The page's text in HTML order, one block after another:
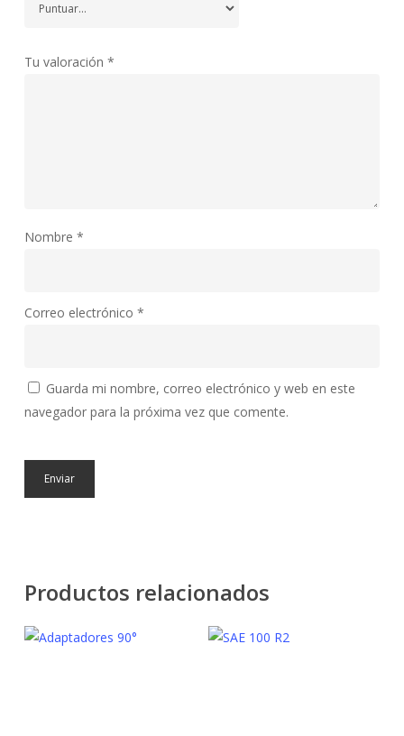
Tu valoración *
Nombre *
Correo electrónico *
Guarda mi nombre, correo electrónico y web en este
navegador para la próxima vez que comente.
Productos relacionados